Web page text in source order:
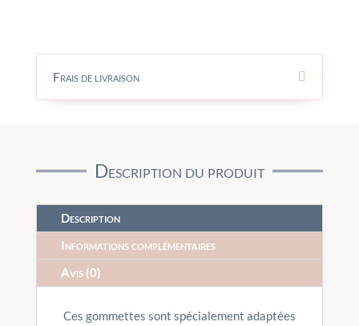
Frais de livraison
Description du produit
Description
Informations complémentaires
Avis (0)
Ces gommettes sont spécialement adaptées